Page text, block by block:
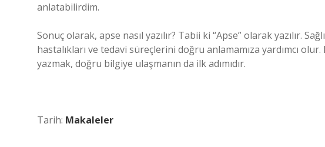
anlatabilirdim.
Sonuç olarak, apse nasıl yazılır? Tabii ki “Apse” olarak yazılır.
hastalıkları ve tedavi süreçlerini doğru anlamamıza yardımcı
yazmak, doğru bilgiye ulaşmanın da ilk adımıdır.
Tarih: Makaleler